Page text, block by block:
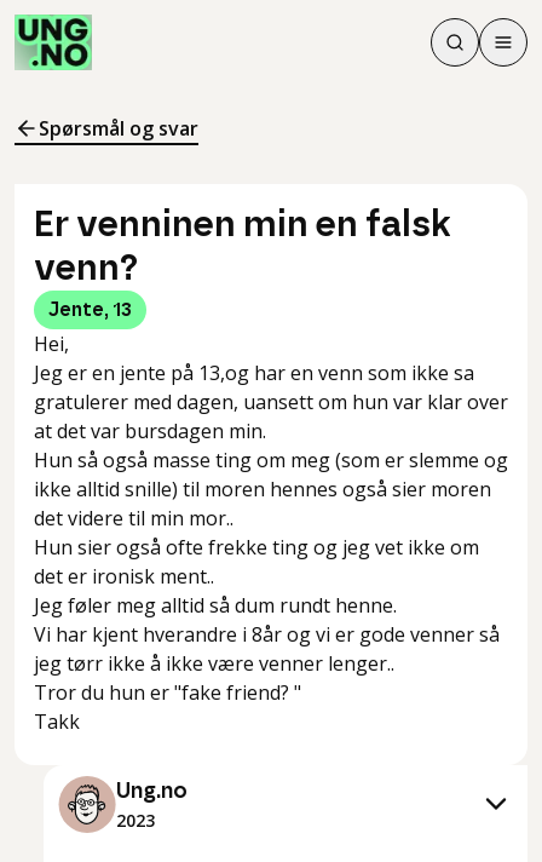
Søk
Søk
Meny
Spørsmål og svar
Er venninen min en falsk
venn?
Jente, 13
Hei,
Jeg er en jente på 13,og har en venn som ikke sa
gratulerer med dagen, uansett om hun var klar over
at det var bursdagen min.
Hun så også masse ting om meg (som er slemme og
ikke alltid snille) til moren hennes også sier moren
det videre til min mor..
Hun sier også ofte frekke ting og jeg vet ikke om
det er ironisk ment..
Jeg føler meg alltid så dum rundt henne.
Vi har kjent hverandre i 8år og vi er gode venner så
jeg tørr ikke å ikke være venner lenger..
Tror du hun er "fake friend? "
Ung.no
2023